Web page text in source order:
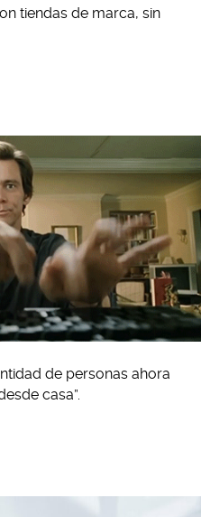
tiendas de marca, sin
de personas ahora
casa”.